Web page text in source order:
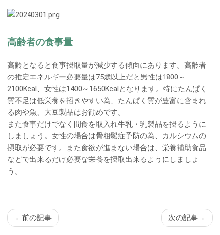
ン
高齢者の食事量
高齢となると食事摂取量が減少する傾向にあります。高齢者
の推定エネルギー必要量は75歳以上だと男性は1800～
2100Kcal、女性は1400～1650Kcalとなります。特にたんぱく
質不足は低栄養を招きやすい為、たんぱく質が豊富に含まれ
る肉や魚、大豆製品はお勧めです。
また食事だけでなく間食を取入れ牛乳・乳製品を摂るように
しましょう。女性の場合は骨粗鬆症予防の為、カルシウムの
摂取が必要です。また食欲が進まない場合は、栄養補助食品
などで出来るだけ必要な栄養を摂取出来るようにしましょ
う。
←前の記事 次の記事→